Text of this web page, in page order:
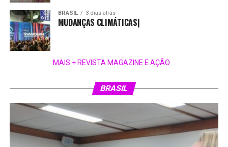
BRASIL 3 dias atrás
MUDANÇAS CLIMÁTICAS|
MAIS + REVISTA MAGAZINE E AÇÃO
BRASIL